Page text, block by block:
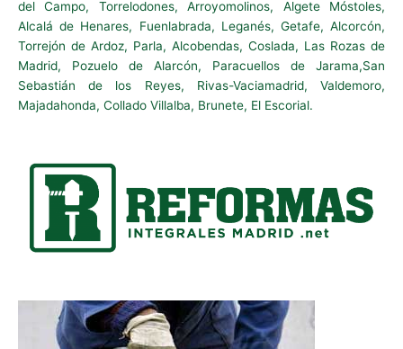
del Campo, Torrelodones, Arroyomolinos, Algete Móstoles,
Alcalá de Henares, Fuenlabrada, Leganés, Getafe, Alcorcón,
Torrejón de Ardoz, Parla, Alcobendas, Coslada, Las Rozas de
Madrid, Pozuelo de Alarcón, Paracuellos de Jarama,San
Sebastián de los Reyes, Rivas-Vaciamadrid, Valdemoro,
Majadahonda, Collado Villalba, Brunete, El Escorial.